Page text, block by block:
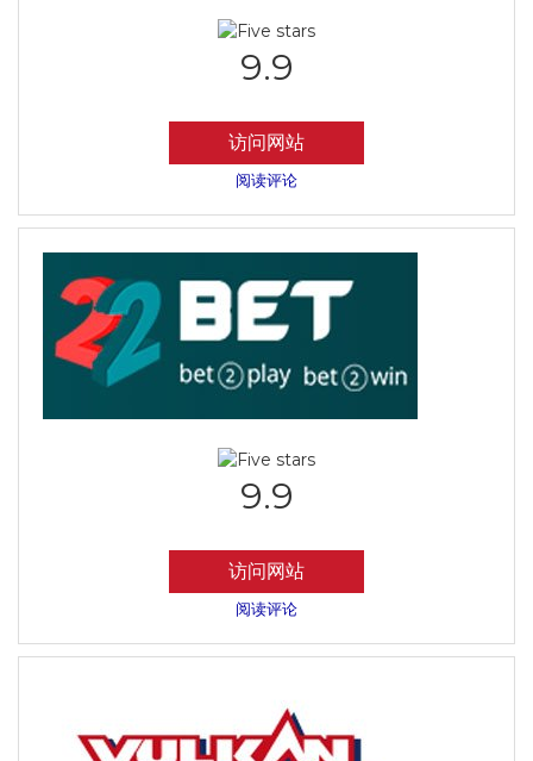
9.9
访问网站
阅读评论
9.9
访问网站
阅读评论